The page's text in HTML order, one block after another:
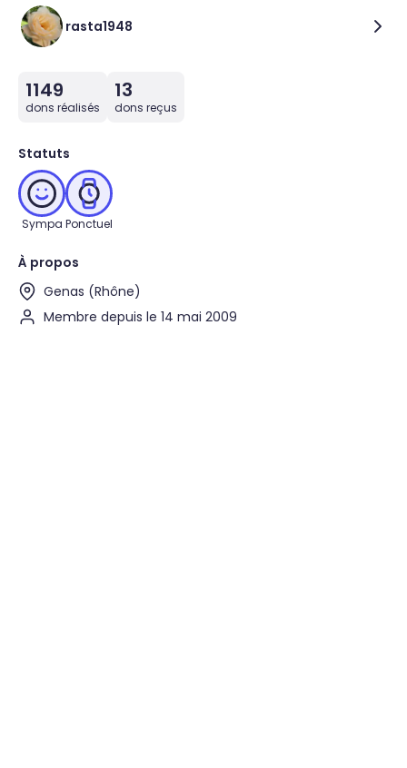
rasta1948
1149
dons réalisés
13
dons reçus
Statuts
Sympa Ponctuel
À propos
Genas (Rhône)
Membre depuis le 14 mai 2009